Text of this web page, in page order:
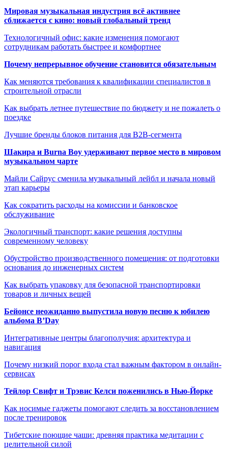
Мировая музыкальная индустрия всё активнее
сближается с кино: новый глобальный тренд
Технологичный офис: какие изменения помогают
сотрудникам работать быстрее и комфортнее
Почему непрерывное обучение становится обязательным
Как меняются требования к квалификации специалистов в
строительной отрасли
Как выбрать летнее путешествие по бюджету и не пожалеть о
поездке
Лучшие бренды блоков питания для B2B-сегмента
Шакира и Burna Boy удерживают первое место в мировом
музыкальном чарте
Майли Сайрус сменила музыкальный лейбл и начала новый
этап карьеры
Как сократить расходы на комиссии и банковское
обслуживание
Экологичный транспорт: какие решения доступны
современному человеку
Обустройство производственного помещения: от подготовки
основания до инженерных систем
Как выбрать упаковку для безопасной транспортировки
товаров и личных вещей
Бейонсе неожиданно выпустила новую песню к юбилею
альбома B’Day
Интегративные центры благополучия: архитектура и
навигация
Почему низкий порог входа стал важным фактором в онлайн-
сервисах
Тейлор Свифт и Трэвис Келси поженились в Нью-Йорке
Как носимые гаджеты помогают следить за восстановлением
после тренировок
Тибетские поющие чаши: древняя практика медитации с
целительной силой